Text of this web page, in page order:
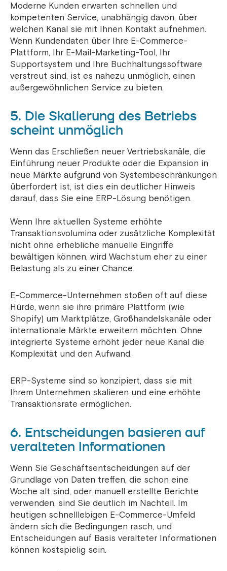
Moderne Kunden erwarten schnellen und
kompetenten Service, unabhängig davon, über
welchen Kanal sie mit Ihnen Kontakt aufnehmen.
Wenn Kundendaten über Ihre E-Commerce-
Plattform, Ihr E-Mail-Marketing-Tool, Ihr
Supportsystem und Ihre Buchhaltungssoftware
verstreut sind, ist es nahezu unmöglich, einen
außergewöhnlichen Service zu bieten.
5. Die Skalierung des Betriebs
scheint unmöglich
Wenn das Erschließen neuer Vertriebskanäle, die
Einführung neuer Produkte oder die Expansion in
neue Märkte aufgrund von Systembeschränkungen
überfordert ist, ist dies ein deutlicher Hinweis
darauf, dass Sie eine ERP-Lösung benötigen.
Wenn Ihre aktuellen Systeme erhöhte
Transaktionsvolumina oder zusätzliche Komplexität
nicht ohne erhebliche manuelle Eingriffe
bewältigen können, wird Wachstum eher zu einer
Belastung als zu einer Chance.
E-Commerce-Unternehmen stoßen oft auf diese
Hürde, wenn sie ihre primäre Plattform (wie
Shopify) um Marktplätze, Großhandelskanäle oder
internationale Märkte erweitern möchten. Ohne
integrierte Systeme erhöht jeder neue Kanal die
Komplexität und den Aufwand.
ERP-Systeme sind so konzipiert, dass sie mit
Ihrem Unternehmen skalieren und eine erhöhte
Transaktionsrate ermöglichen.
6. Entscheidungen basieren auf
veralteten Informationen
Wenn Sie Geschäftsentscheidungen auf der
Grundlage von Daten treffen, die schon eine
Woche alt sind, oder manuell erstellte Berichte
verwenden, sind Sie deutlich im Nachteil. Im
heutigen schnelllebigen E-Commerce-Umfeld
ändern sich die Bedingungen rasch, und
Entscheidungen auf Basis veralteter Informationen
können kostspielig sein.